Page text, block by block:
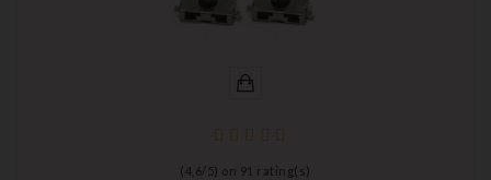
( 4,6/ 5) on 91 rating(s)